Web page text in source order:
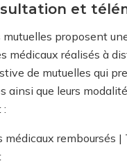
et
mutuelles proposent
médicaux réalisés à
de mutuelles qui
ainsi que leurs
:
médicaux remboursés |